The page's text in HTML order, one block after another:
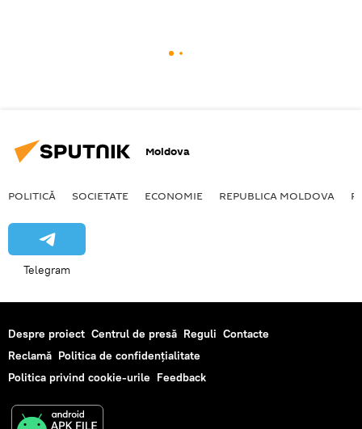
Moldova
POLITICĂ SOCIETATE ECONOMIE REPUBLICA MOLDOVA
Telegram
Despre proiect Centrul de presă Reguli Contacte
Reclamă Politica de confidențialitate
Politica privind cookie-urile Feedback